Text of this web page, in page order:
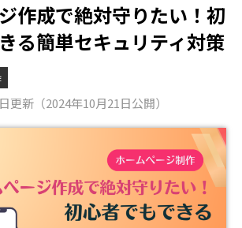
作成で絶対守りたい！初
る簡単セキュリティ対策
更新（2024年10月21日公開）